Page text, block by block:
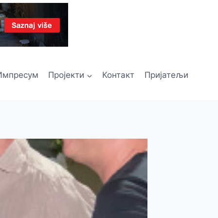
Пројекти Контакт Пријатељи